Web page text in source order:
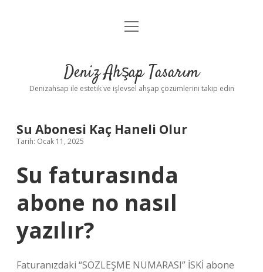
Anasayfa
Yasal Uyarı
menüyü
Deniz Ahşap Tasarım
Denizahsap ile estetik ve işlevsel ahşap çözümlerini takip edin
Su Abonesi Kaç Haneli Olur
Tarih: Ocak 11, 2025
Su faturasında
abone no nasıl
yazılır?
Faturanızdaki “SÖZLEŞME NUMARASI” İSKİ abone